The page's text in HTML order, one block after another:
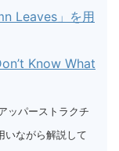
Leaves」を用
Know What
ッパーストラクチ
いながら解説して